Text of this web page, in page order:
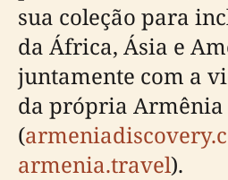
sua coleção para
da África, Ásia e
juntamente com a
da própria Armênia
(
armenia.travel).